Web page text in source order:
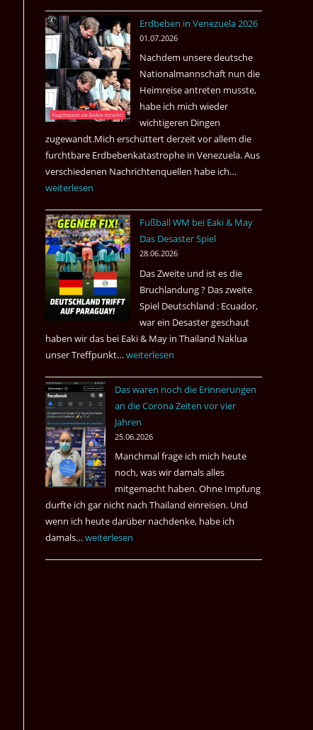
Juli
2026
Airways
nonstop
nach
Amsterdam.
Erdbeben in Venezuela 2026
01.07.2026
Nachdem unsere deutsche
Nationalmannschaft nun die
Heimreise antreten musste,
habe ich mich wieder
wichtigeren Dingen
zugewandt.Mich erschüttert derzeit vor allem die
furchtbare Erdbebenkatastrophe in Venezuela. Aus
verschiedenen Nachrichtenquellen habe ich…
Venezuela
2026
weiterlesen
Fußball WM bei Eaki & May
Das Desaster Spiel
28.06.2026
Das Zweite und ist es die
Bruchlandung ? Das zweite
Spiel Deutschland : Ecuador,
war ein Desaster geschaut
haben wir das bei Eaki & May in Thailand Naklua
unser Treffpunkt… Fußball
bei
Eaki
&
May
Das
Desaster
Spiel
weiterlesen
Das waren noch die Erinnerungen
an die Corona Zeiten vor vier
Jahren
25.06.2026
Manchmal frage ich mich heute
noch, was wir damals alles
mitgemacht haben. Ohne Impfung
durfte ich gar nicht nach Thailand einreisen. Und
wenn ich heute darüber nachdenke, habe ich
damals…Das
weiterlesen